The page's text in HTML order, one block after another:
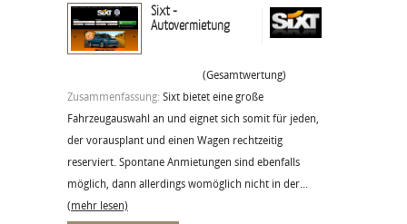
Sixt -
Autovermietung
(Gesamtwertung)
Zusammenfassung: Sixt bietet eine große
Fahrzeugauswahl an und eignet sich somit für jeden,
der vorausplant und einen Wagen rechtzeitig
reserviert. Spontane Anmietungen sind ebenfalls
möglich, dann allerdings womöglich nicht in der...
(mehr lesen)